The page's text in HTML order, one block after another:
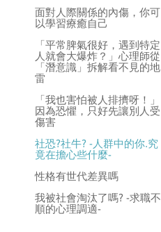
面對人際關係的內傷，你可
以學習療癒自己
「平常脾氣很好，遇到特定
人就會大爆炸？」心理師從
「潛意識」拆解看不見的地
雷
「我也害怕被人排擠呀！」
因為恐懼，只好先讓別人受
傷害
社恐?社牛? -人群中的你.究
竟在擔心些什麼-
性格有世代差異嗎
我被社會淘汰了嗎? -求職不
順的心理調適-